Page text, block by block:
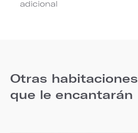
adicional
Otras habitaciones
que le encantarán